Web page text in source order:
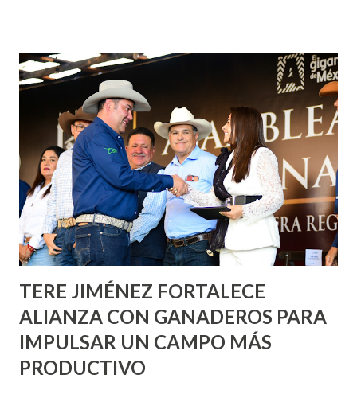
Corazón Urbano y el Municipio capital. Leo Montañez
informó que en este programa se usarán cerca de 90 mil
metros cuadrados de pintura, para dar inicio en la calle
Nieto, entre Jesús F. Elizondo y la calle 22 de Octubre, con
lo que se aplicará pintura en 66 casas. Posteriormente se
llevará este programa a Villas de Nuestra Señora de la
Asunción, Avenida Alameda y Decreto 27 de Septiembre, en
los edificios FOVISSSTE Ojo de Agua, en la comunidad
Norias de Paso Hondo y en los edificios de...
TERE JIMÉNEZ FORTALECE
ALIANZA CON GANADEROS PARA
IMPULSAR UN CAMPO MÁS
PRODUCTIVO